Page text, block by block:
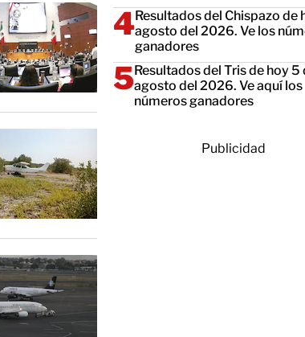
Resultados del Chispazo de
agosto del 2026. Ve los
ganadores
Resultados del Tris de hoy 5
agosto del 2026. Ve aquí los
números ganadores
Publicidad